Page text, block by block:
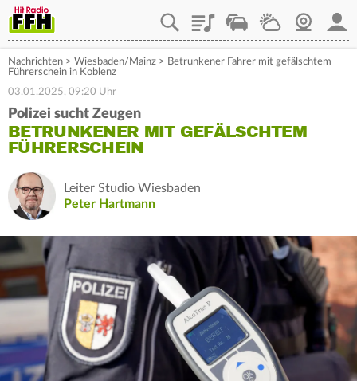
PlaylistStaupilotWetterWebcam
Nachrichten > Wiesbaden/Mainz > Betrunkener Fahrer mit gefälschtem
Führerschein in Koblenz
03.01.2025, 09:20 Uhr
Polizei sucht Zeugen
BETRUNKENER MIT GEFÄLSCHTEM
FÜHRERSCHEIN
Leiter Studio Wiesbaden
Peter Hartmann